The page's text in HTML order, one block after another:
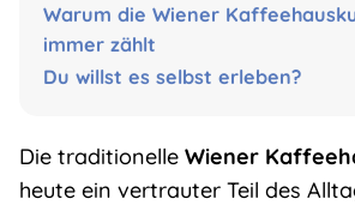
Warum die Wiener
immer zählt
Du willst es selbst erleben?
Die traditionelle Wiener
heute ein vertrauter Teil des